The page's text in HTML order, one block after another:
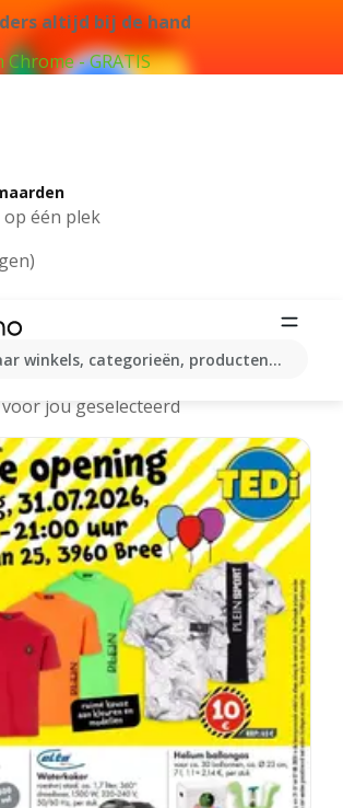
altijd bij de hand
- GRATIS
één plek
winkels, categorieën, producten...
folders online
jou geselecteerd